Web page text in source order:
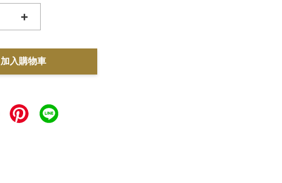
+
加入購物車